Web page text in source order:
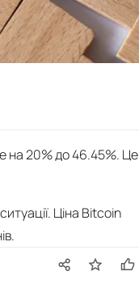
на 20% до 46.45%. Це
Ціна Bitcoin